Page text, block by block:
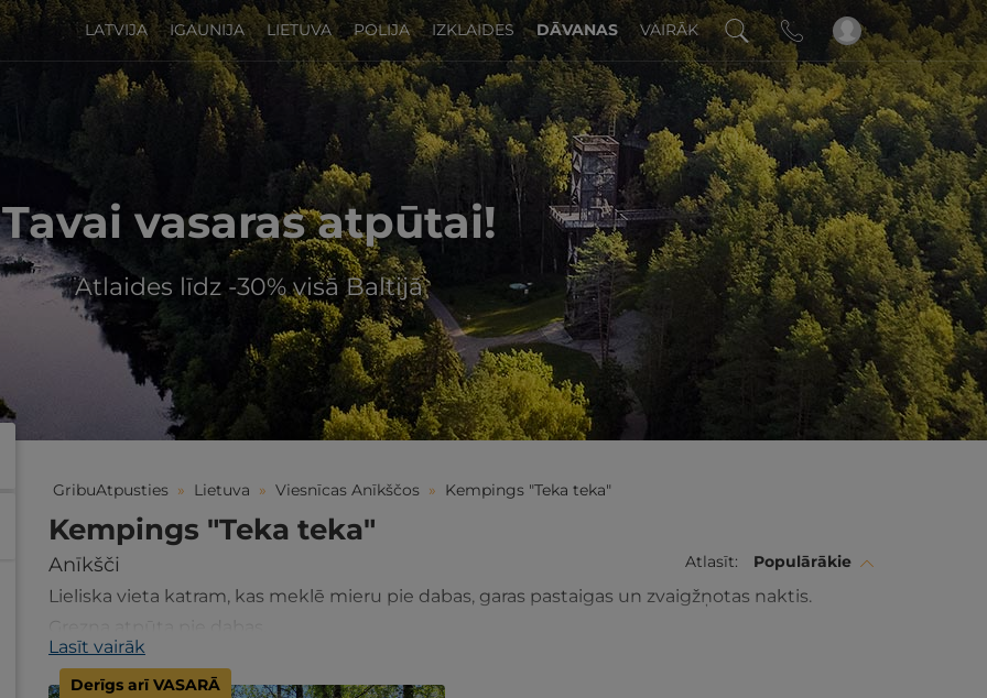
LATVIJA IGAUNIJA LIETUVA POLIJA IZKLAIDES DĀVANAS VAIRĀK
Tavai vasaras atpūtai!
Atlaides līdz -30% visā Baltijā
GribuAtpusties » Lietuva » Viesnīcas Anīkščos » Kempings "Teka teka"
Atlasīt: Populārākie
Kempings "Teka teka"
Anīkšči
Lieliska vieta katram, kas meklē mieru pie dabas, garas pastaigas un zvaigžņotas naktis.
Grezna atpūta pie dabas.
Lasīt vairāk
Derīgs arī VASARĀ